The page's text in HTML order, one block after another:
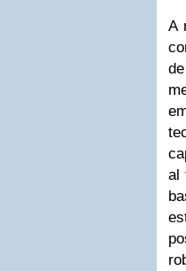
A
al